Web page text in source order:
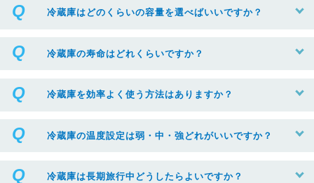
冷蔵庫はどのくらいの容量を選べばいいですか？
冷蔵庫の寿命はどれくらいですか？
冷蔵庫を効率よく使う方法はありますか？
冷蔵庫の温度設定は弱・中・強どれがいいですか？
冷蔵庫は長期旅行中どうしたらよいですか？